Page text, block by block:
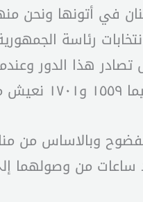
في أتونها
رئاسة
بل تصادر هذا
وبالاساس من منا
من وصولهما